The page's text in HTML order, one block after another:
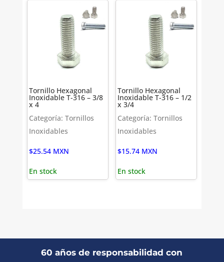
Tornillo Hexagonal
Inoxidable T-316 – 3/8
x 4
Categoría: Tornillos
Inoxidables
$25.54 MXN
En stock
Tornillo Hexagonal
Inoxidable T-316 – 1/2
x 3/4
Categoría: Tornillos
Inoxidables
$15.74 MXN
En stock
60 años de responsabilidad con